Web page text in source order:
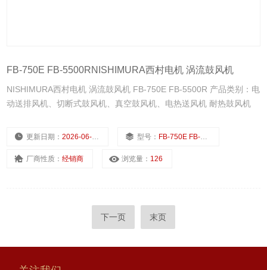
FB-750E FB-5500RNISHIMURA西村电机 涡流鼓风机
NISHIMURA西村电机 涡流鼓风机 FB-750E FB-5500R 产品类别：电
动送排风机、切断式鼓风机、真空鼓风机、电热送风机 耐热鼓风机
更新日期：2026-06-16 型号： FB-750E FB-5500R
厂商性质：经销商 浏览量： 126
下一页 末页